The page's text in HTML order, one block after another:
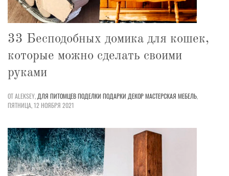
33 Бесподобных домика для кошек,
которые можно сделать своими
руками
ОТ ALEKSEY, ДЛЯ ПИТОМЦЕВПОДЕЛКИ ПОДАРКИ ДЕКОРМАСТЕРСКАЯ МЕБЕЛЬ,
ПЯТНИЦА, 12 НОЯБРЯ 2021